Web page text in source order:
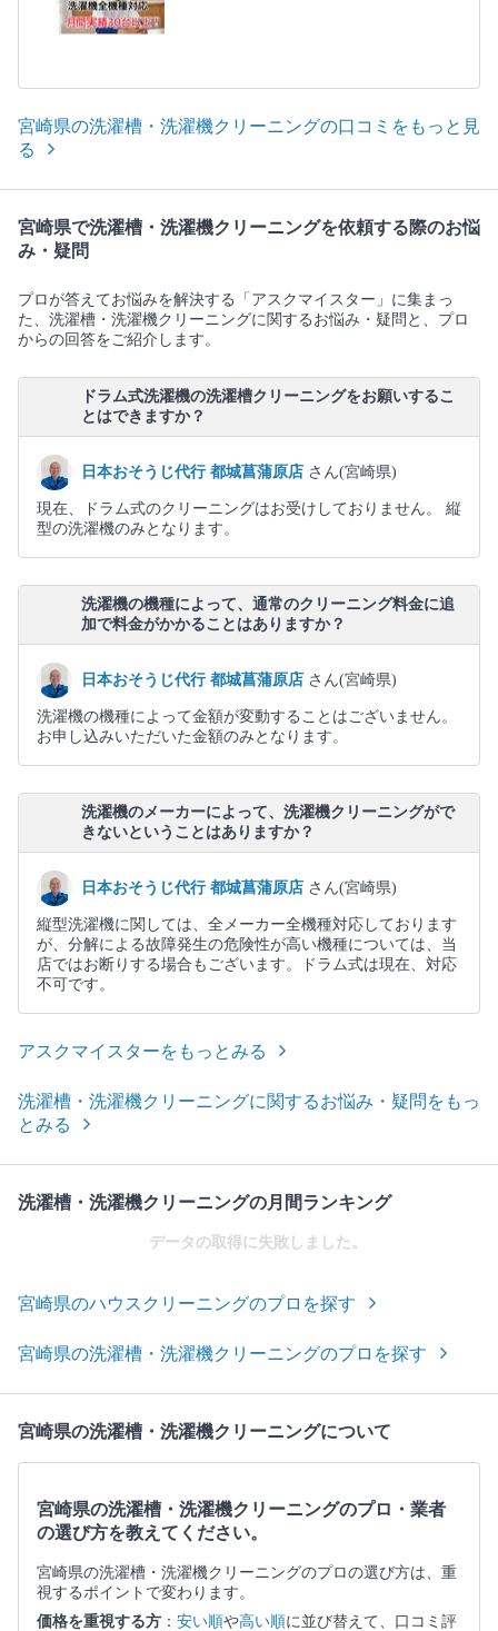
宮崎県の洗濯槽・洗濯機クリーニングの口コミをもっと見
る
宮崎県で洗濯槽・洗濯機クリーニングを依頼する際のお悩
み・疑問
プロが答えてお悩みを解決する「アスクマイスター」に集まっ
た、洗濯槽・洗濯機クリーニングに関するお悩み・疑問と、プロ
からの回答をご紹介します。
ドラム式洗濯機の洗濯槽クリーニングをお願いするこ
とはできますか？
日本おそうじ代行 都城菖蒲原店 さん(宮崎県)
現在、ドラム式のクリーニングはお受けしておりません。 縦
型の洗濯機のみとなります。
洗濯機の機種によって、通常のクリーニング料金に追
加で料金がかかることはありますか？
日本おそうじ代行 都城菖蒲原店 さん(宮崎県)
洗濯機の機種によって金額が変動することはございません。
お申し込みいただいた金額のみとなります。
洗濯機のメーカーによって、洗濯機クリーニングがで
きないということはありますか？
日本おそうじ代行 都城菖蒲原店 さん(宮崎県)
縦型洗濯機に関しては、全メーカー全機種対応しております
が、分解による故障発生の危険性が高い機種については、当
店ではお断りする場合もございます。ドラム式は現在、対応
不可です。
アスクマイスターをもっとみる
洗濯槽・洗濯機クリーニングに関するお悩み・疑問をもっ
とみる
洗濯槽・洗濯機クリーニングの月間ランキング
データの取得に失敗しました。
宮崎県のハウスクリーニングのプロを探す
宮崎県の洗濯槽・洗濯機クリーニングのプロを探す
宮崎県の洗濯槽・洗濯機クリーニングについて
宮崎県の洗濯槽・洗濯機クリーニングのプロ・業者
の選び方を教えてください。
宮崎県の洗濯槽・洗濯機クリーニングのプロの選び方は、重
視するポイントで変わります。
価格を重視する方 ： 安い順や高い順に並び替えて、口コミ評